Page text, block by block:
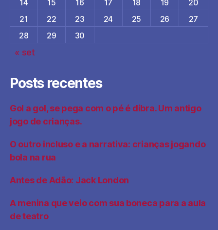
14 15 16 17 18 19
20
21
22 23 24 25 26
27
28
29 30
« set
Posts recentes
Gol a gol, se pega com o pé é dibra. Um antigo
jogo de crianças.
O outro incluso e a narrativa: crianças jogando
bola na rua
Antes de Adão: Jack London
A menina que veio com sua boneca para a aula
de teatro